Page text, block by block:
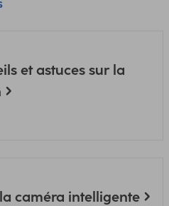
et astuces sur la
caméra intelligente